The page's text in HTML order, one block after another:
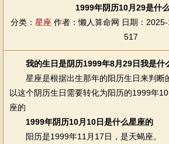
1999年阴历10月29是什
分类： 星座 作者：懒人算命网 日期：
517
我的生日是阴历1999年8月29日我是什
星座是根据出生那年的阳历生日来判断
以这个阴历生日需要转化为阳历的1999年
座的
1999年阴历10月10日是什么星座的
阳历是1999年11月17日，是天蝎座。